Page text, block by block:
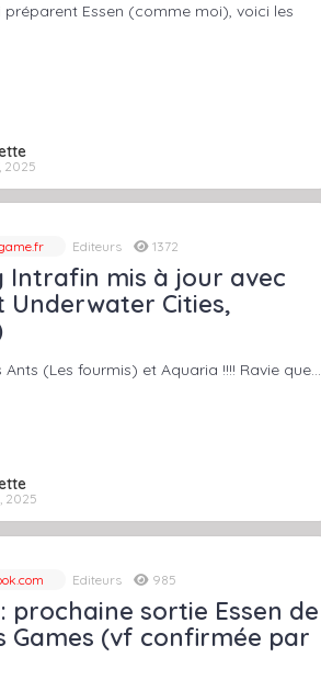
préparent Essen (comme moi), voici les
2025
Editeurs 1372
Intrafin mis à jour avec
Underwater Cities,
(Les fourmis) et Aquaria !!!! Ravie que…
2025
Editeurs 985
prochaine sortie Essen de
Games (vf confirmée par